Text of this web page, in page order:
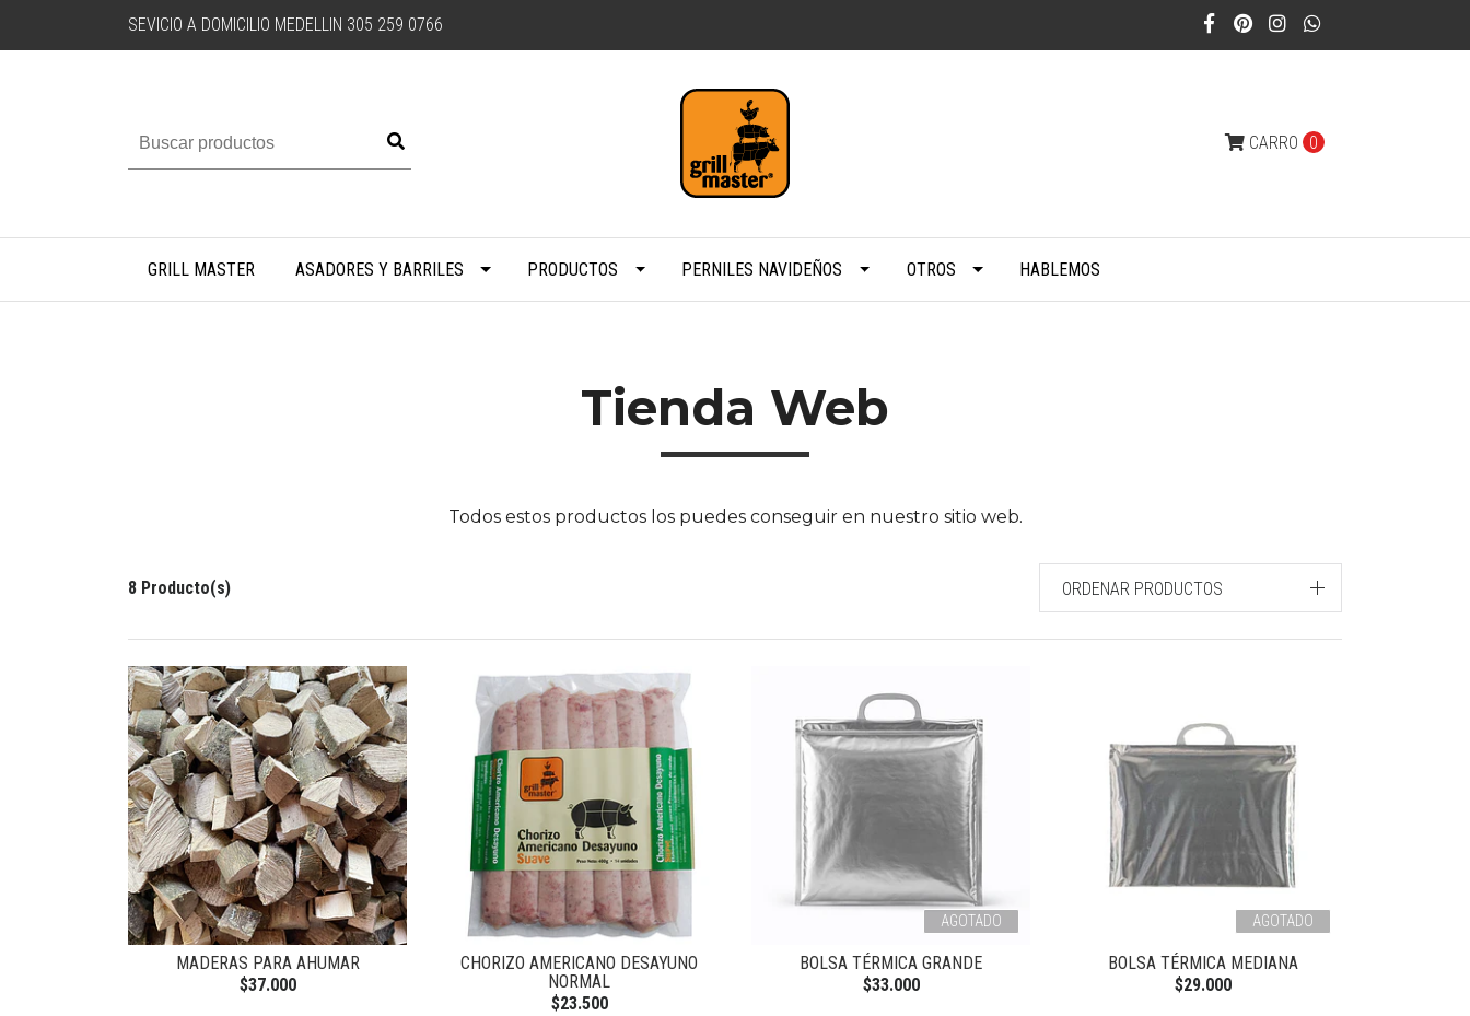
SEVICIO A DOMICILIO MEDELLIN 305 259 0766
CARRO 0
GRILL MASTER ASADORES Y BARRILES PRODUCTOS PERNILES NAVIDEÑOS OTROS HABLEMOS
Tienda Web
Todos estos productos los puedes conseguir en nuestro sitio web.
8 Producto(s) ORDENAR PRODUCTOS
MADERAS PARA AHUMAR
$37.000
CHORIZO AMERICANO DESAYUNO
NORMAL
$23.500
AGOTADO
BOLSA TÉRMICA GRANDE
$33.000
AGOTADO
BOLSA TÉRMICA MEDIANA
$29.000